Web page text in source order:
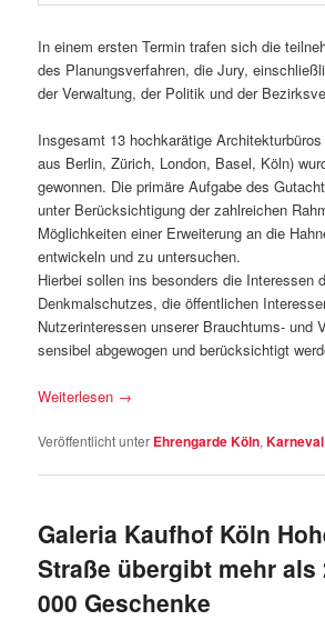
In einem ersten Termin trafen sich die
des Planungsverfahren, die Jury,
der Verwaltung, der Politik und der
Insgesamt 13 hochkarätige
aus Berlin, Zürich, London, Basel, Köln)
gewonnen. Die primäre Aufgabe des
unter Berücksichtigung der zahlreichen
Möglichkeiten einer Erweiterung an die
entwickeln und zu untersuchen.
Hierbei sollen ins besonders die Interessen
Denkmalschutzes, die öffentlichen
Nutzerinteressen unserer Brauchtums- und
sensibel abgewogen und berücksichtigt
Weiterlesen →
Veröffentlicht unter Ehrengarde Köln,Karneval
Galeria Kaufhof Köln
Straße übergibt mehr als
000 Geschenke